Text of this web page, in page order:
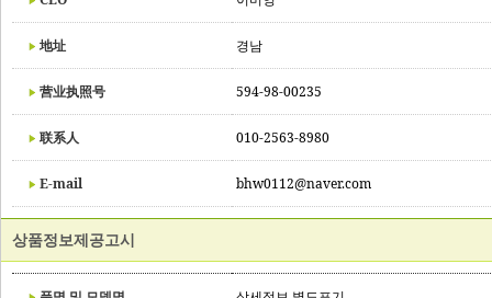
地址 경남
营业执照号 594-98-00235
联系人 010-2563-8980
E-mail bhw0112@naver.com
상품정보제공고시